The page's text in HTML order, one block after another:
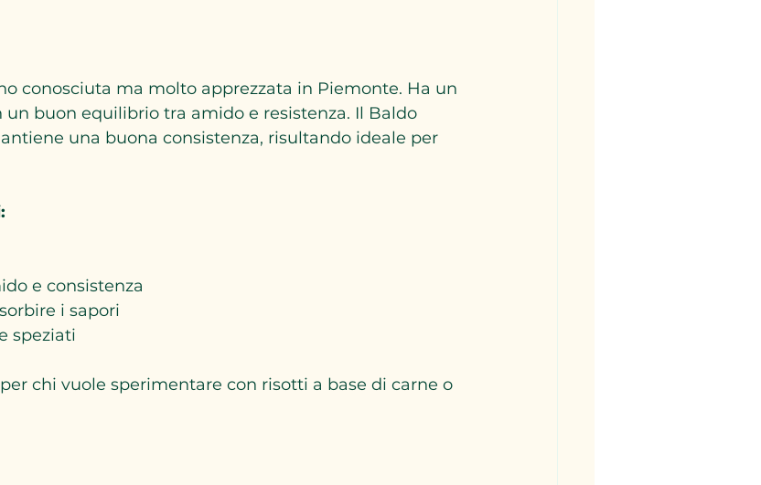
conosciuta ma molto apprezzata in Piemonte. Ha un
buon equilibrio tra amido e resistenza. Il Baldo
una buona consistenza, risultando ideale per
e consistenza
i sapori
speziati
chi vuole sperimentare con risotti a base di carne o